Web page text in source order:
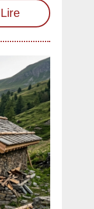
Lire